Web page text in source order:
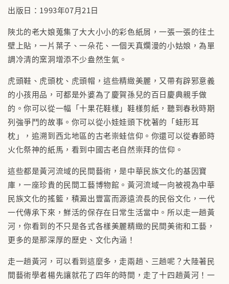
出版日：1993年07月21日
陜北的老大娘蒐集了大大小小的彩色紙屑，一張一張的往土
壁上貼，一片葉子、一朵花、一個天真爛漫的小姑娘，為單
調冷清的窯洞增添不少盎然生氣。
虎頭鞋、虎頭枕、虎頭帽，這些精緻美麗，又帶有辟邪意義
的小孩用品，可都是外婆為了慶賀孫兒的百日慶典親手做
的。你可以從一幅「十果花鞋樣」鞋樣剪紙，聽到春秋時期
列強爭鬥的故事。你可以從小娃娃頭下枕著的「蛙形耳
枕」，追溯到西北地區的古老崇蛙信仰。你還可以從春節時
火化祭神的紙馬，看到中國古老自然崇拜的信仰。
這些都是黃河流域的民間藝術，是中華民族文化的基因寶
庫，一座珍貴的民間工藝博物館。黃河流域一向被視為中華
民族文化的搖籃，積澱出豐富而源遠流長的民俗文化，一代
一代傳承下來，鮮活的保存在日常生活當中。所以走一趟黃
河，你看到的不只是各式各樣美麗精緻的民間美術和工藝，
更多的是那深厚的歷史、文化內涵！
走一趟黃河，可以看到這麼多，走兩趟、三趟呢？大陸著民
間藝術學者楊先讓就花了四年的時間，走了十四趟黃河！一